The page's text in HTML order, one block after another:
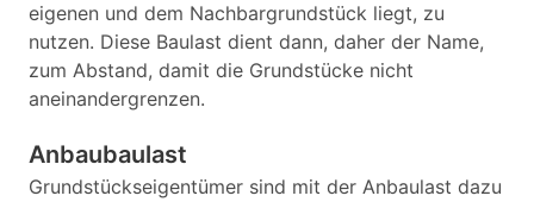
eigenen und dem Nachbargrundstück liegt, zu
nutzen. Diese Baulast dient dann, daher der Name,
zum Abstand, damit die Grundstücke nicht
aneinandergrenzen.
Anbaubaulast
Grundstückseigentümer sind mit der Anbaulast dazu